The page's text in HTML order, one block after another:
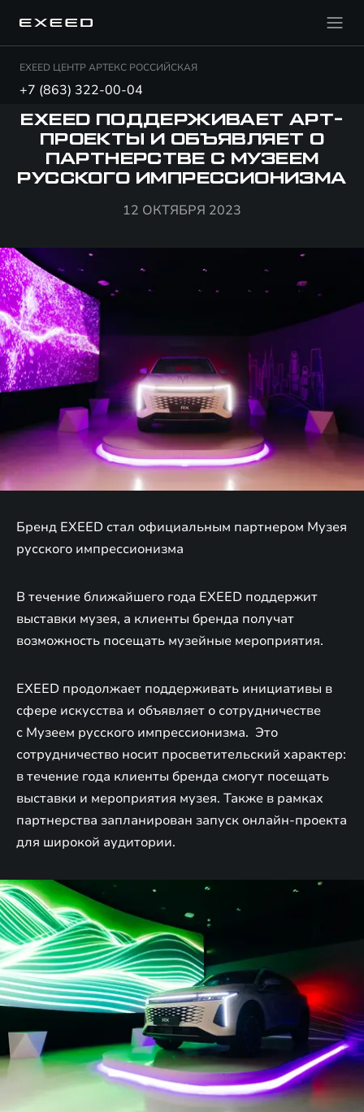
EXEED ЦЕНТР АРТЕКС РОССИЙСКАЯ
+7 (863) 322-00-04
EXEED ПОДДЕРЖИВАЕТ АРТ-
ПРОЕКТЫ И ОБЪЯВЛЯЕТ О
ПАРТНЕРСТВЕ С МУЗЕЕМ
РУССКОГО ИМПРЕССИОНИЗМА
12 ОКТЯБРЯ 2023
Бренд EXEED стал официальным партнером Музея
русского импрессионизма
В течение ближайшего года EXEED поддержит
выставки музея, а клиенты бренда получат
возможность посещать музейные мероприятия.
EXEED продолжает поддерживать инициативы в
сфере искусства и объявляет о сотрудничестве
с Музеем русского импрессионизма. Это
сотрудничество носит просветительский характер:
в течение года клиенты бренда смогут посещать
выставки и мероприятия музея. Также в рамках
партнерства запланирован запуск онлайн-проекта
для широкой аудитории.